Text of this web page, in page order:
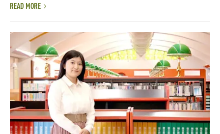
READ MORE